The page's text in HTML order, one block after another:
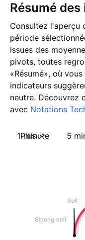
Résumé
Consultez l'aperçu
période
issues des
pivots, toutes
«Résumé», où
indicateurs
neutre. Découvrez
avec Notations
1 minute 5
Plus
Sell
Strong sell